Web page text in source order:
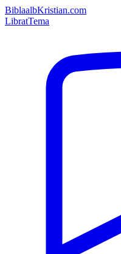
BiblaalbKristian.com
LibratTema